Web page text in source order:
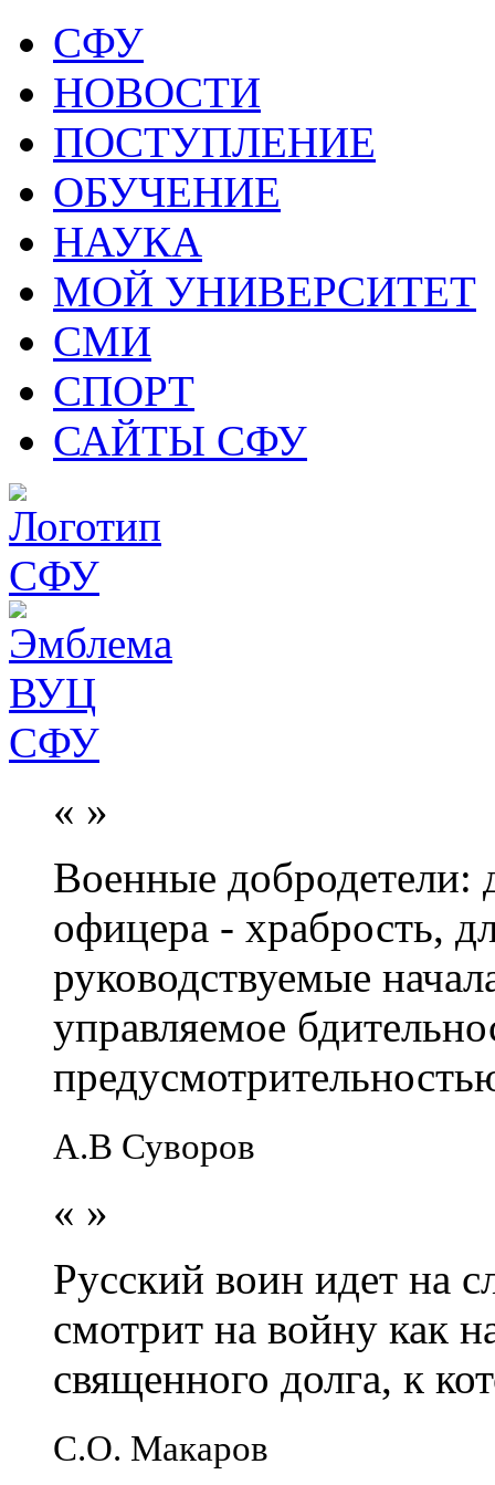
СФУ
НОВОСТИ
ПОСТУПЛЕНИЕ
ОБУЧЕНИЕ
НАУКА
МОЙ УНИВЕРСИТЕТ
СМИ
СПОРТ
САЙТЫ СФУ
« »
Военные добродетели:
офицера - храбрость,
руководствуемые
управляемое
А.В Суворов
« »
Русский воин идет на
смотрит на войну как
священного долга, к
С.О. Макаров